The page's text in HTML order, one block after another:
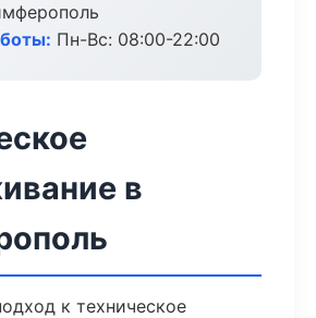
Пн-Вс: 08:00-22:00
в
к техническое